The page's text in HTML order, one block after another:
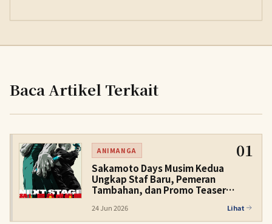
Baca Artikel Terkait
ANIMANGA 01
Sakamoto Days Musim Kedua
Ungkap Staf Baru, Pemeran
Tambahan, dan Promo Teaser
24 Jun 2026 Lihat